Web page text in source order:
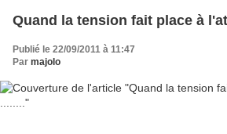
Quand la tension fait place à
Publié le 22/09/2011 à 11:47
Par majolo